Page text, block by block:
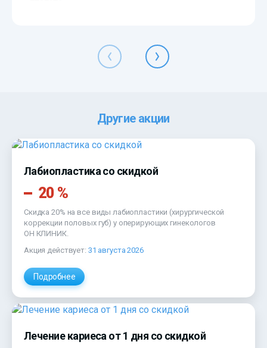
Другие акции
Лабиопластика со скидкой
20 %
Скидка 20% на все виды лабиопластики (хирургической
коррекции половых губ) у оперирующих гинекологов
ОН КЛИНИК.
Акция действует: 31 августа 2026
Подробнее
Лечение кариеса от 1 дня со скидкой